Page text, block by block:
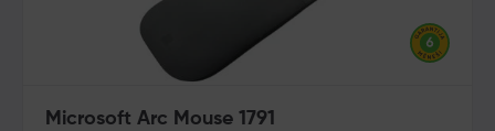
Microsoft Arc Mouse 1791